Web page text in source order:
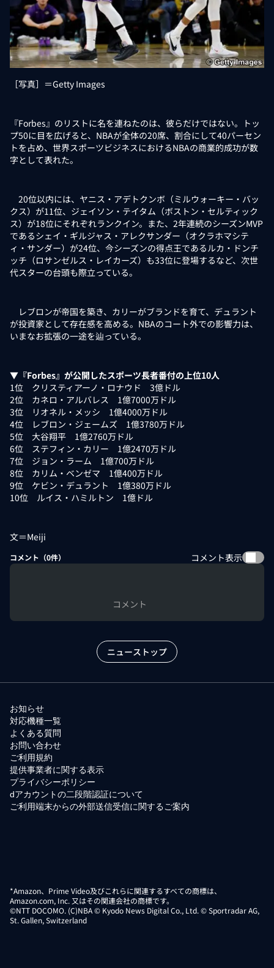
［写真］＝Getty Images
『Forbes』のリストに名を連ねたのは、彼らだけではない。トッ
プ50に目を広げると、NBAが全体の20席、割合にして40パーセン
トを占め、世界スポーツビジネスにおけるNBAの商業的成功が数
字として表れた。
20位以内には、ヤニス・アデトクンボ（ミルウォーキー・バッ
クス）が11位、ジェイソン・テイタム（ボストン・セルティック
ス）が18位にそれぞれランクイン。また、2年連続のシーズンMVP
であるシェイ・ギルジャス・アレクサンダー（オクラホマシテ
ィ・サンダー）が24位、今シーズンの得点王であるルカ・ドンチ
ッチ（ロサンゼルス・レイカーズ）も33位に登場するなど、次世
代スターの台頭も際立っている。
レブロンが帝国を築き、カリーがブランドを育て、デュラント
が投資家として存在感を高める。NBAのコート外での影響力は、
いまなお拡張の一途を辿っている。
▼『Forbes』が公開したスポーツ長者番付の上位10人
1位 クリスティアーノ・ロナウド 3億ドル
2位 カネロ・アルバレス 1億7000万ドル
3位 リオネル・メッシ 1億4000万ドル
4位 レブロン・ジェームズ 1億3780万ドル
5位 大谷翔平 1億2760万ドル
6位 ステフィン・カリー 1億2470万ドル
7位 ジョン・ラーム 1億700万ドル
8位 カリム・ベンゼマ 1億400万ドル
9位 ケビン・デュラント 1億380万ドル
10位 ルイス・ハミルトン 1億ドル
文＝Meiji
コメント（0件） コメント表示
コメント
ニューストップ
お知らせ
対応機種一覧
よくある質問
お問い合わせ
ご利用規約
提供事業者に関する表示
プライバシーポリシー
dアカウントの二段階認証について
ご利用端末からの外部送信受信に関するご案内
*Amazon、Prime Video及びこれらに関連するすべての商標は、
Amazon.com, Inc. 又はその関連会社の商標です。
©NTT DOCOMO. (C)NBA © Kyodo News Digital Co., Ltd. © Sportradar AG,
St. Gallen, Switzerland